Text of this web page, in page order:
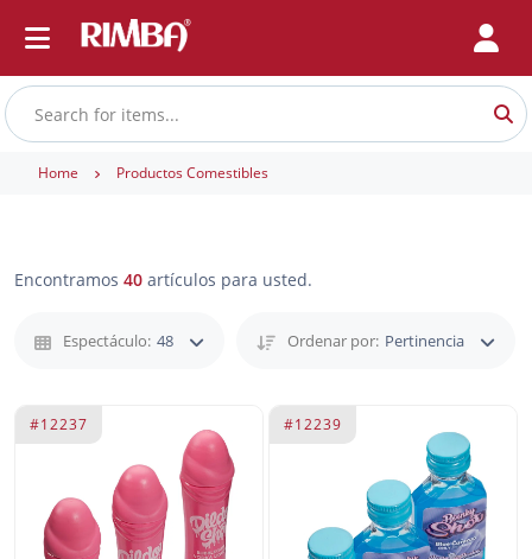
Home Productos Comestibles
Encontramos 40 artículos para usted.
Espectáculo: 48 Ordenar por: Pertinencia
#12237 #12239